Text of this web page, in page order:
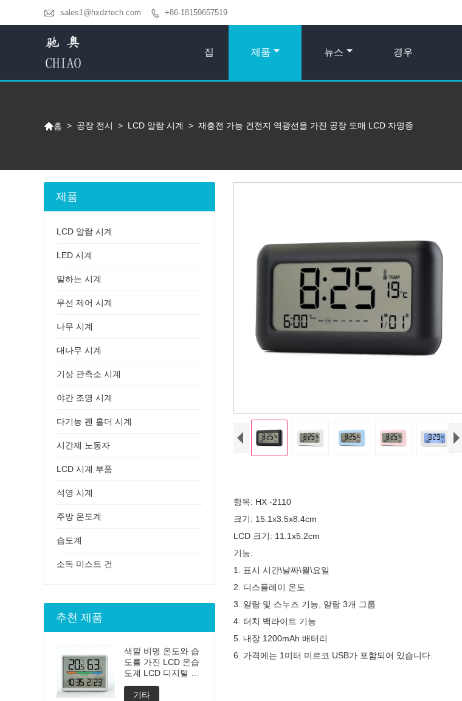
 sales1@hxdztech.com  +86-18159657519
집 제품 뉴스 경우
홈 > 공장 전시 > LCD 알람 시계 > 재충전 가능 건전지 역광선을 가진 공장 도매 LCD 자명종
항목: HX -2110
크기: 15.1x3.5x8.4cm
LCD 크기: 11.1x5.2cm
기능:
1. 표시 시간\날짜\월\요일
2. 디스플레이 온도
3. 알람 및 스누즈 기능, 알람 3개 그룹
4. 터치 백라이트 기능
5. 내장 1200mAh 배터리
6. 가격에는 1미터 미르코 USB가 포함되어 있습니다.
제품
LCD 알람 시계
LED 시계
말하는 시계
무선 제어 시계
나무 시계
대나무 시계
기상 관측소 시계
야간 조명 시계
다기능 펜 홀더 시계
시간제 노동자
LCD 시계 부품
석영 시계
주방 온도계
습도계
소독 미스트 건
추천 제품
색깔 비명 온도와 습
도를 가진 LCD 온습
도계 LCD 디지털 자
명종
기타